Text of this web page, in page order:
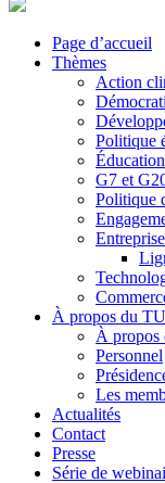
Page d’accueil
Thèmes
Action
Politique
G7 et
Politique
À propos du
À
Personnel
Les
Actualités
Contact
Presse
Série de